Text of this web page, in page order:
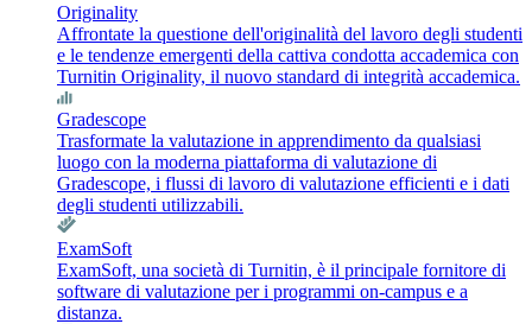
Originality
Affrontate la questione dell'originalità del lavoro degli studenti
e le tendenze emergenti della cattiva condotta accademica con
Turnitin Originality, il nuovo standard di integrità accademica.
Gradescope
Trasformate la valutazione in apprendimento da qualsiasi
luogo con la moderna piattaforma di valutazione di
Gradescope, i flussi di lavoro di valutazione efficienti e i dati
degli studenti utilizzabili.
ExamSoft
ExamSoft, una società di Turnitin, è il principale fornitore di
software di valutazione per i programmi on-campus e a
distanza.